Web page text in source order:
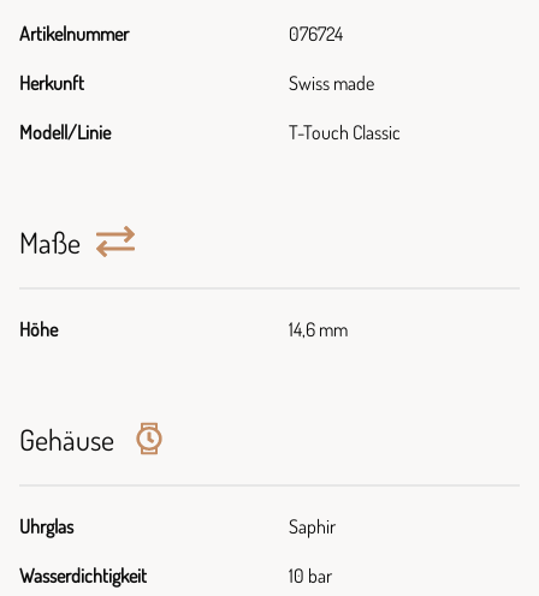
Artikelnummer 076724
Herkunft Swiss made
Modell/Linie T-Touch Classic
Maße
Höhe 14,6 mm
Gehäuse
Uhrglas Saphir
Wasserdichtigkeit 10 bar